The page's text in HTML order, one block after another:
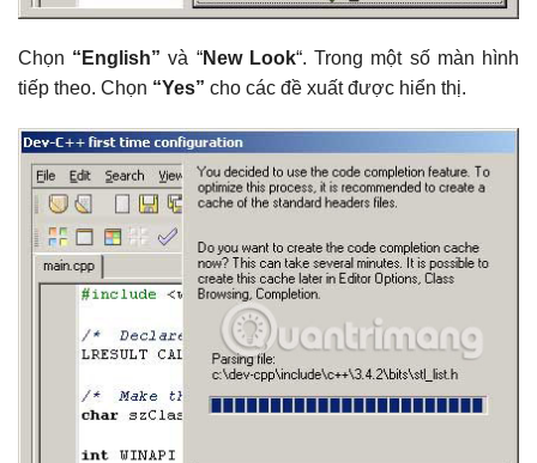
Chọn “English” và “New Look“. Trong một số màn hình
tiếp theo. Chọn “Yes” cho các đề xuất được hiển thị.